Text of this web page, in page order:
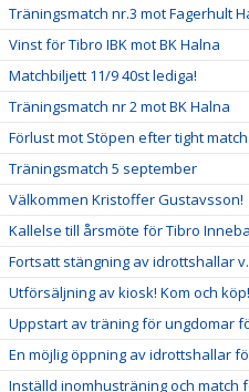
Träningsmatch nr.3 mot Fagerhult
Vinst för Tibro IBK mot BK Halna
Matchbiljett 11/9 40st lediga!
Träningsmatch nr 2 mot BK Halna
Förlust mot Stöpen efter tight match
Träningsmatch 5 september
Välkommen Kristoffer Gustavsson!
Kallelse till årsmöte för Tibro
Fortsatt stängning av idrottshallar
Utförsäljning av kiosk! Kom och köp!
Uppstart av träning för ungdomar
En möjlig öppning av idrottshallar
Inställd inomhusträning och match